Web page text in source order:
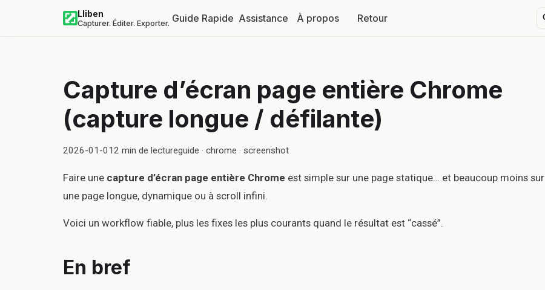
Lliben
Capturer. Éditer. Exporter. Guide Rapide Assistance À propos Retour
Capture d’écran page entière Chrome
(capture longue / défilante)
2026-01-012 min de lectureguide · chrome · screenshot
Faire une capture d’écran page entière Chrome est simple sur une page statique… et beaucoup moins sur
une page longue, dynamique ou à scroll infini.
Voici un workflow fiable, plus les fixes les plus courants quand le résultat est “cassé”.
En bref